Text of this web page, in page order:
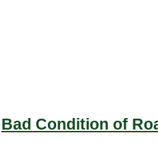
Bad Condition of